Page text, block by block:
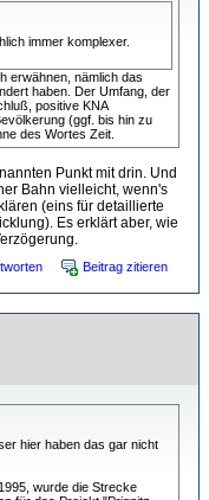
immer komplexer.
erwähnen, nämlich das
haben. Der Umfang, der
positive KNA
(ggf. bis hin zu
des Wortes Zeit.
Punkt mit drin. Und
Bahn vielleicht, wenn's
(eins für detaillierte
Es erklärt aber, wie
Beitrag zitieren
hier haben das gar nicht
wurde die Strecke